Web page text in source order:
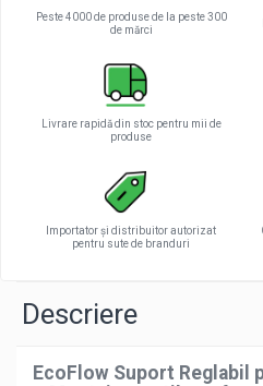
6-12 V
Deep Cycle - Tractiune/Semi-
Marine & Caravan
Pachete acumulatori VRLA
Peste 4000 de produse de la peste 300
de mărci
Livrare rapidă din stoc pentru mii de
produse
Importator și distribuitor autorizat
pentru sute de branduri
Descriere
EcoFlow Suport Reglabil